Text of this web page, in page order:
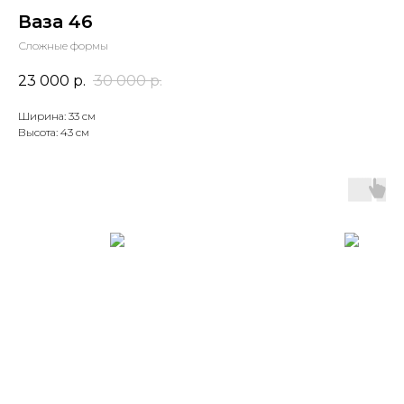
Ваза 46
Сложные формы
23 000 р. 30 000 р.
Ширина: 33 см
Высота: 43 см